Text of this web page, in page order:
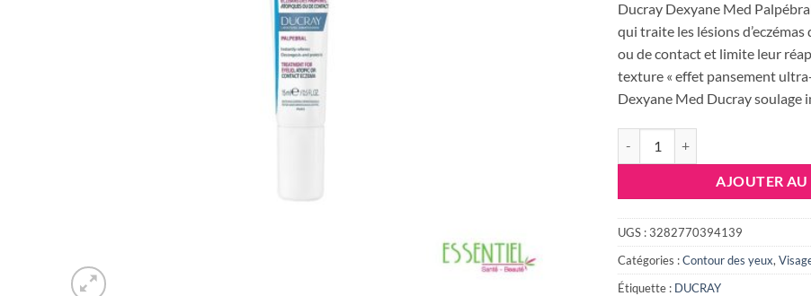
Ducray Dexyane Med
qui traite les lésions
ou de contact et limite leur
texture « effet pansement
Dexyane Med Ducray soulage
AJOUTER AU
UGS :3282770394139
Catégories :Contour des yeux,
Étiquette : DUCRAY